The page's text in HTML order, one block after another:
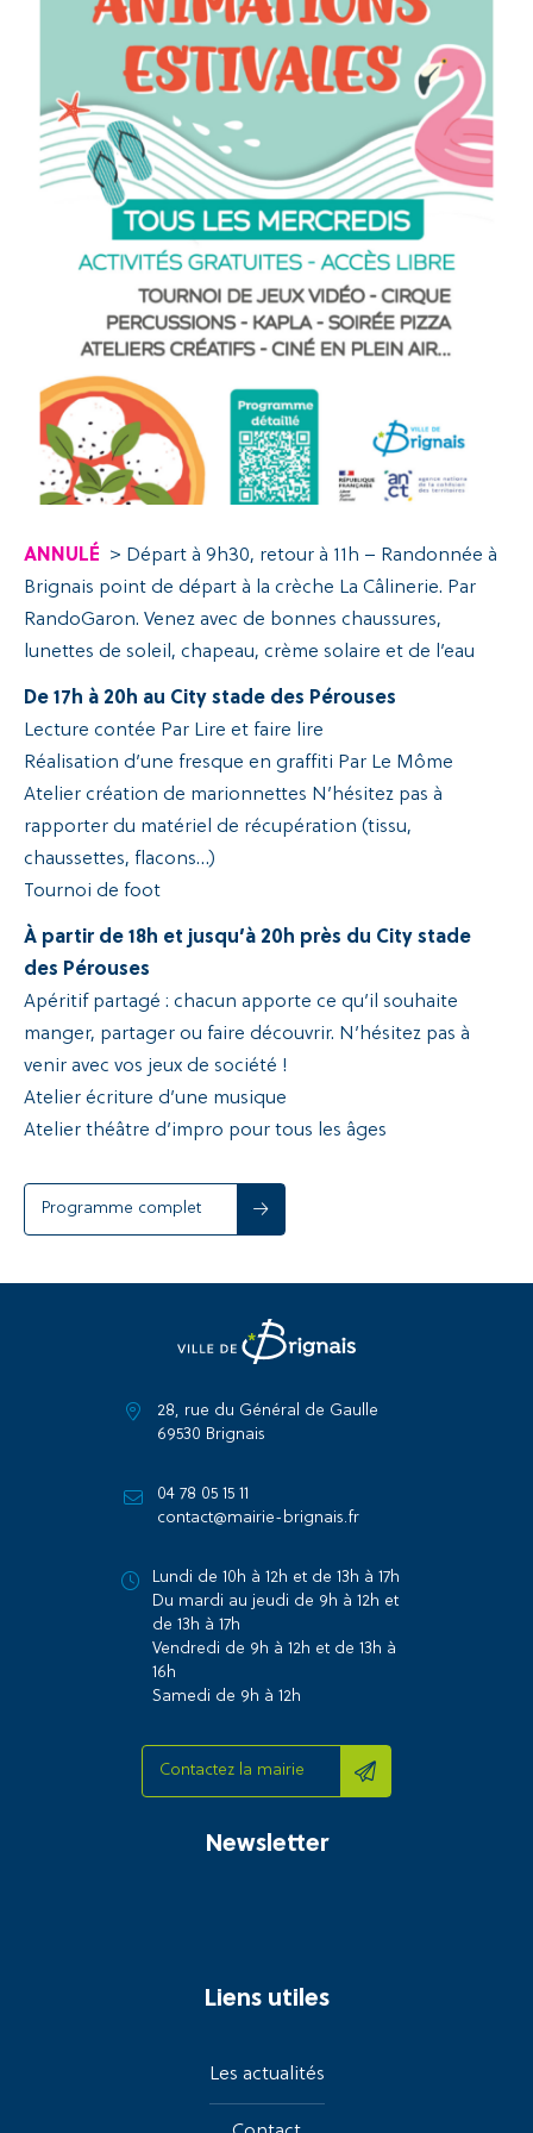
ANNULÉ > Départ à 9h30, retour à 11h – Randonnée à
Brignais point de départ à la crèche La Câlinerie. Par
RandoGaron. Venez avec de bonnes chaussures,
lunettes de soleil, chapeau, crème solaire et de l’eau
De 17h à 20h au City stade des Pérouses
Lecture contée Par Lire et faire lire
Réalisation d’une fresque en graffiti Par Le Môme
Atelier création de marionnettes N’hésitez pas à
rapporter du matériel de récupération (tissu,
chaussettes, flacons…)
Tournoi de foot
À partir de 18h et jusqu’à 20h près du City stade
des Pérouses
Apéritif partagé : chacun apporte ce qu’il souhaite
manger, partager ou faire découvrir. N’hésitez pas à
venir avec vos jeux de société !
Atelier écriture d’une musique
Atelier théâtre d’impro pour tous les âges
Programme complet
28, rue du Général de Gaulle
69530 Brignais
04 78 05 15 11
contact@mairie-brignais.fr
Lundi de 10h à 12h et de 13h à 17h
Du mardi au jeudi de 9h à 12h et
de 13h à 17h
Vendredi de 9h à 12h et de 13h à
16h
Samedi de 9h à 12h
Contactez la mairie
Newsletter
Liens utiles
Les actualités